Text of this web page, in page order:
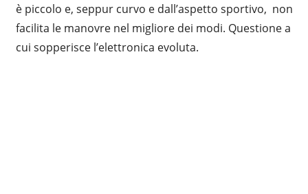
è piccolo e, seppur curvo e dall’aspetto sportivo, non
facilita le manovre nel migliore dei modi. Questione a
cui sopperisce l’elettronica evoluta.